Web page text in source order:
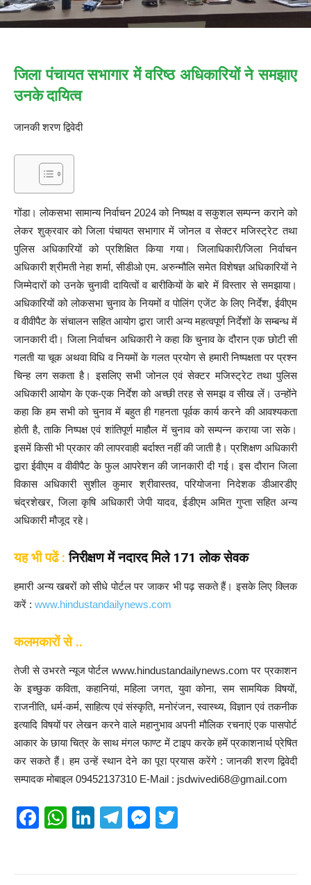
जिला पंचायत सभागार में वरिष्ठ अधिकारियों ने समझाए
उनके दायित्व
जानकी शरण द्विवेदी
गोंडा। लोकसभा सामान्य निर्वाचन 2024 को निष्पक्ष व सकुशल सम्पन्न कराने को
लेकर शुक्रवार को जिला पंचायत सभागार में जोनल व सेक्टर मजिस्ट्रेट तथा
पुलिस अधिकारियों को प्रशिक्षित किया गया। जिलाधिकारी/जिला निर्वाचन
अधिकारी श्रीमती नेहा शर्मा, सीडीओ एम. अरुन्मौलि समेत विशेषज्ञ अधिकारियों ने
जिम्मेदारों को उनके चुनावी दायित्वों व बारीकियों के बारे में विस्तार से समझाया।
अधिकारियों को लोकसभा चुनाव के नियमों व पोलिंग एजेंट के लिए निर्देश, ईवीएम
व वीवीपैट के संचालन सहित आयोग द्वारा जारी अन्य महत्वपूर्ण निर्देशों के सम्बन्ध में
जानकारी दी। जिला निर्वाचन अधिकारी ने कहा कि चुनाव के दौरान एक छोटी सी
गलती या चूक अथवा विधि व नियमों के गलत प्रयोग से हमारी निष्पक्षता पर प्रश्न
चिन्ह लग सकता है। इसलिए सभी जोनल एवं सेक्टर मजिस्ट्रेट तथा पुलिस
अधिकारी आयोग के एक-एक निर्देश को अच्छी तरह से समझ व सीख लें। उन्होंने
कहा कि हम सभी को चुनाव में बहुत ही गहनता पूर्वक कार्य करने की आवश्यकता
होती है, ताकि निष्पक्ष एवं शांतिपूर्ण माहौल में चुनाव को सम्पन्न कराया जा सके।
इसमें किसी भी प्रकार की लापरवाही बर्दाश्त नहीं की जाती है। प्रशिक्षण अधिकारी
द्वारा ईवीएम व वीवीपैट के फुल आपरेशन की जानकारी दी गई। इस दौरान जिला
विकास अधिकारी सुशील कुमार श्रीवास्तव, परियोजना निदेशक डीआरडीए
चंद्रशेखर, जिला कृषि अधिकारी जेपी यादव, ईडीएम अमित गुप्ता सहित अन्य
अधिकारी मौजूद रहे।
यह भी पढें :निरीक्षण में नदारद मिले 171 लोक सेवक
हमारी अन्य खबरों को सीधे पोर्टल पर जाकर भी पढ़ सकते हैं। इसके लिए क्लिक
करें : www.hindustandailynews.com
कलमकारों से ..
तेजी से उभरते न्यूज पोर्टल www.hindustandailynews.com पर प्रकाशन
के इच्छुक कविता, कहानियां, महिला जगत, युवा कोना, सम सामयिक विषयों,
राजनीति, धर्म-कर्म, साहित्य एवं संस्कृति, मनोरंजन, स्वास्थ्य, विज्ञान एवं तकनीक
इत्यादि विषयों पर लेखन करने वाले महानुभाव अपनी मौलिक रचनाएं एक पासपोर्ट
आकार के छाया चित्र के साथ मंगल फाण्ट में टाइप करके हमें प्रकाशनार्थ प्रेषित
कर सकते हैं। हम उन्हें स्थान देने का पूरा प्रयास करेंगे : जानकी शरण द्विवेदी
सम्पादक मोबाइल 09452137310 E-Mail : jsdwivedi68@gmail.com
F
W
Li
T
M